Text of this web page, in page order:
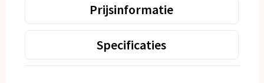
Prijsinformatie
Specificaties